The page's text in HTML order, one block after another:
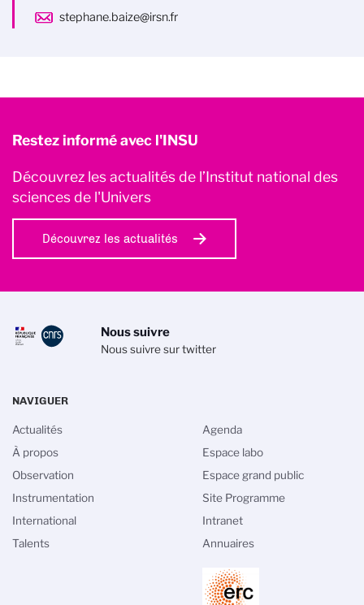
stephane.baize@irsn.fr
Restez informé avec l'INSU
Découvrez les actualités de l’Institut national des
sciences de l'Univers
Découvrez les actualités
Nous suivre
Nous suivre sur twitter
NAVIGUER
Actualités
À propos
Observation
Instrumentation
International
Talents
Agenda
Espace labo
Espace grand public
Site Programme
Intranet
Annuaires